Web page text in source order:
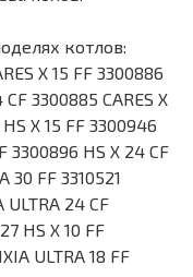
котлов:
X 15 FF 3300886
CF 3300885 CARES X
X 15 FF 3300946
3300896 HS X 24 CF
30 FF 3310521
ULTRA 24 CF
HS X 10 FF
ULTRA 18 FF